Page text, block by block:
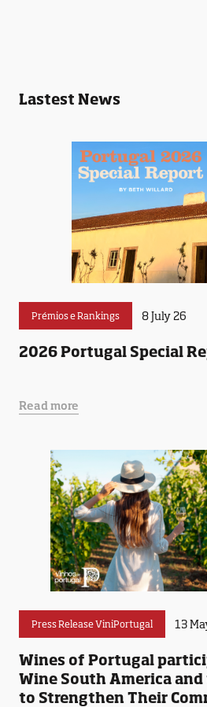
Lastest News
Prémios e Rankings 8 July 26
2026 Portugal Special
Read more
Press Release ViniPortugal 13
Wines of Portugal
Wine South America and
to Strengthen Their